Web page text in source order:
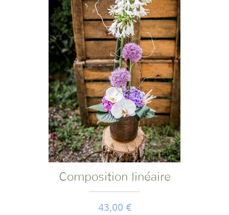
Composition linéaire
Prix
43,00 €